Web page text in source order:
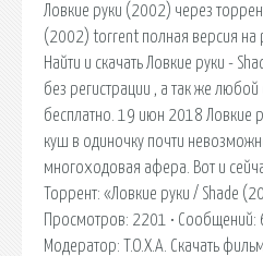
Ловкие руки (2002) через
(2002) torrent полная версия на
Найти и скачать Ловкие руки -
без регистрации , а так же
бесплатно. 19 июн 2018 Ловкие
куш в одиночку почти
многоходовая афера. Вот и
Торрент: «Ловкие руки / Shade
Просмотров: 2201 • Сообщений:
Модератор: T.O.X.A. Скачать